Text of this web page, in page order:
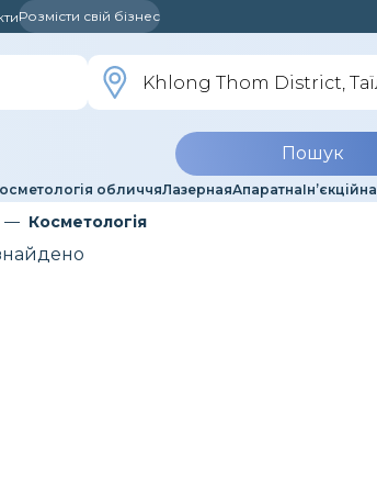
Розмісти свій бізнес
Пошук
обличчяЛазернаяАпаратнаІн’єкційна
Косметологія